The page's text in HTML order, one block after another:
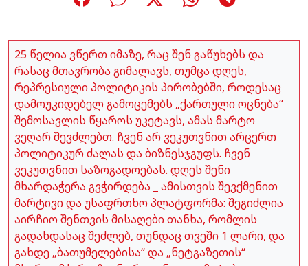
25 წელია ვწერთ იმაზე, რაც შენ გაწუხებს და
რასაც მთავრობა გიმალავს, თუმცა დღეს,
რეპრესიული პოლიტიკის პირობებში, როდესაც
დამოუკიდებელ გამოცემებს „ქართული ოცნება“
შემოსავლის წყაროს უკეტავს, ამას მარტო
ვეღარ შევძლებთ. ჩვენ არ ვეკუთვნით არცერთ
პოლიტიკურ ძალას და ბიზნესჯგუფს. ჩვენ
ვეკუთვნით საზოგადოებას. დღეს შენი
მხარდაჭერა გვჭირდება _ ამისთვის შევქმენით
მარტივი და უსაფრთხო პლატფორმა: შეგიძლია
აირჩიო შენთვის მისაღები თანხა, რომლის
გადახდასაც შეძლებ, თუნდაც თვეში 1 ლარი, და
გახდე „ბათუმელებისა“ და „ნეტგაზეთის“